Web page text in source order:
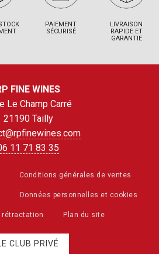
PAIEMENT
SÉCURISÉ
LIVRAISON
RAPIDE ET
GARANTIE
FINE WINES
Le Champ Carré
21190 Tailly
11 71 83 35
Conditions générales de ventes
Données personnelles et cookies
rétractation Plan du site
LE CLUB PRIVÉ